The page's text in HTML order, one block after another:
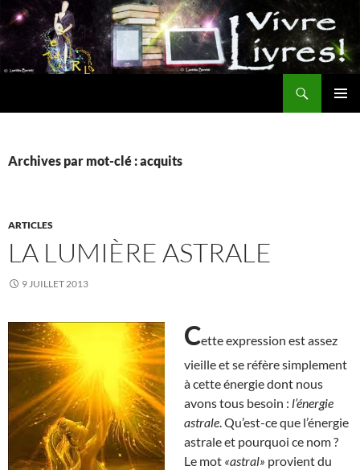
Aller
au
contenu
Archives par mot-clé : acquits
ARTICLES
LA LUMIÈRE ASTRALE
9 JUILLET 2013
Cette expression est assez
vieille et se réfère simplement
à cette énergie dont nous
avons tous besoin : l’énergie
astrale . Qu’est-ce que l’énergie
astrale et pourquoi ce nom ?
Le mot «astral» provient du